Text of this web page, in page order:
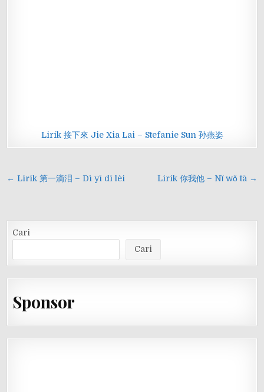
Lirik 接下來 Jie Xia Lai – Stefanie Sun 孙燕姿
Navigasi
← Lirik 第一滴泪 – Dì yī dī lèi Lirik 你我他 – Nǐ wǒ tā →
Cari
Cari
Sponsor